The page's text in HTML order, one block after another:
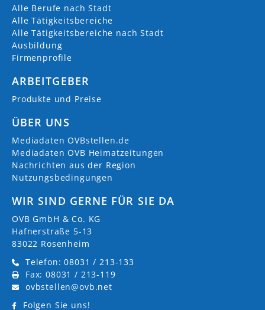
Alle Berufe nach Stadt
Alle Tätigkeitsbereiche
Alle Tätigkeitsbereiche nach Stadt
Ausbildung
Firmenprofile
ARBEITGEBER
Produkte und Preise
ÜBER UNS
Mediadaten OVBstellen.de
Mediadaten OVB Heimatzeitungen
Nachrichten aus der Region
Nutzungsbedingungen
WIR SIND GERNE FÜR SIE DA
OVB GmbH & Co. KG
Hafnerstraße 5-13
83022 Rosenheim
Telefon: 08031 / 213-133
Fax: 08031 / 213-119
ovbstellen@ovb.net
Folgen Sie uns!